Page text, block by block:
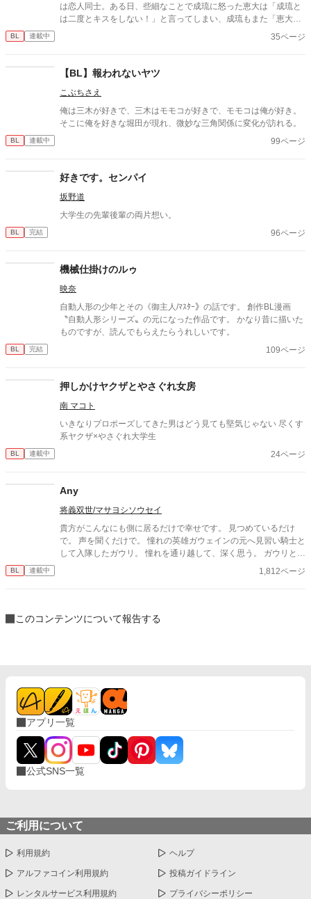
は恋人同士。ある日、些細なことで成琉に怒った恵大は「成琉と
は二度とキスをしない！」と言ってしまい、成琉もまた「恵大が
ねだるまでしない」と返してしまう。 これは、恵大にキスをねだ
らせたい成琉と、絶対にキスをねだりたくない恵大による、30日
BL 連載中 35ページ
【BL】報われないヤツ
こぶちさえ
俺は三木が好きで、三木はモモコが好きで、モモコは俺が好き。
そこに俺を好きな堀田が現れ、微妙な三角関係に変化が訪れる。
BL 連載中 99ページ
好きです。センパイ
坂野道
大学生の先輩後輩の両片想い。
BL 完結 96ページ
機械仕掛けのルゥ
映奈
自動人形の少年とその《御主人/ﾏｽﾀｰ》の話です。 創作BL漫画
〝自動人形シリーズ〟の元になった作品です。 かなり昔に描いた
ものですが、読んでもらえたらうれしいです。
BL 完結 109ページ
押しかけヤクザとやさぐれ女房
南 マコト
いきなりプロポーズしてきた男はどう見ても堅気じゃない 尽くす
系ヤクザ×やさぐれ大学生
BL 連載中 24ページ
Any
将義双世/マサヨシソウセイ
貴方がこんなにも側に居るだけで幸せです。 見つめているだけ
で。 声を聞くだけで。 憧れの英雄ガウェインの元へ見習い騎士と
して入隊したガウリ。 憧れを通り越して、深く思う。 ガウリとガ
BL 連載中 1,812ページ
このコンテンツについて報告する
アプリ一覧
公式SNS一覧
ご利用について
利用規約 ヘルプ
アルファコイン利用規約 投稿ガイドライン
レンタルサービス利用規約 プライバシーポリシー